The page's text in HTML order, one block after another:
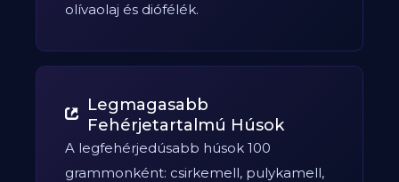
olívaolaj és diófélék.
Legmagasabb
Fehérjetartalmú Húsok
A legfehérjedúsabb húsok 100
grammonként: csirkemell, pulykamell,